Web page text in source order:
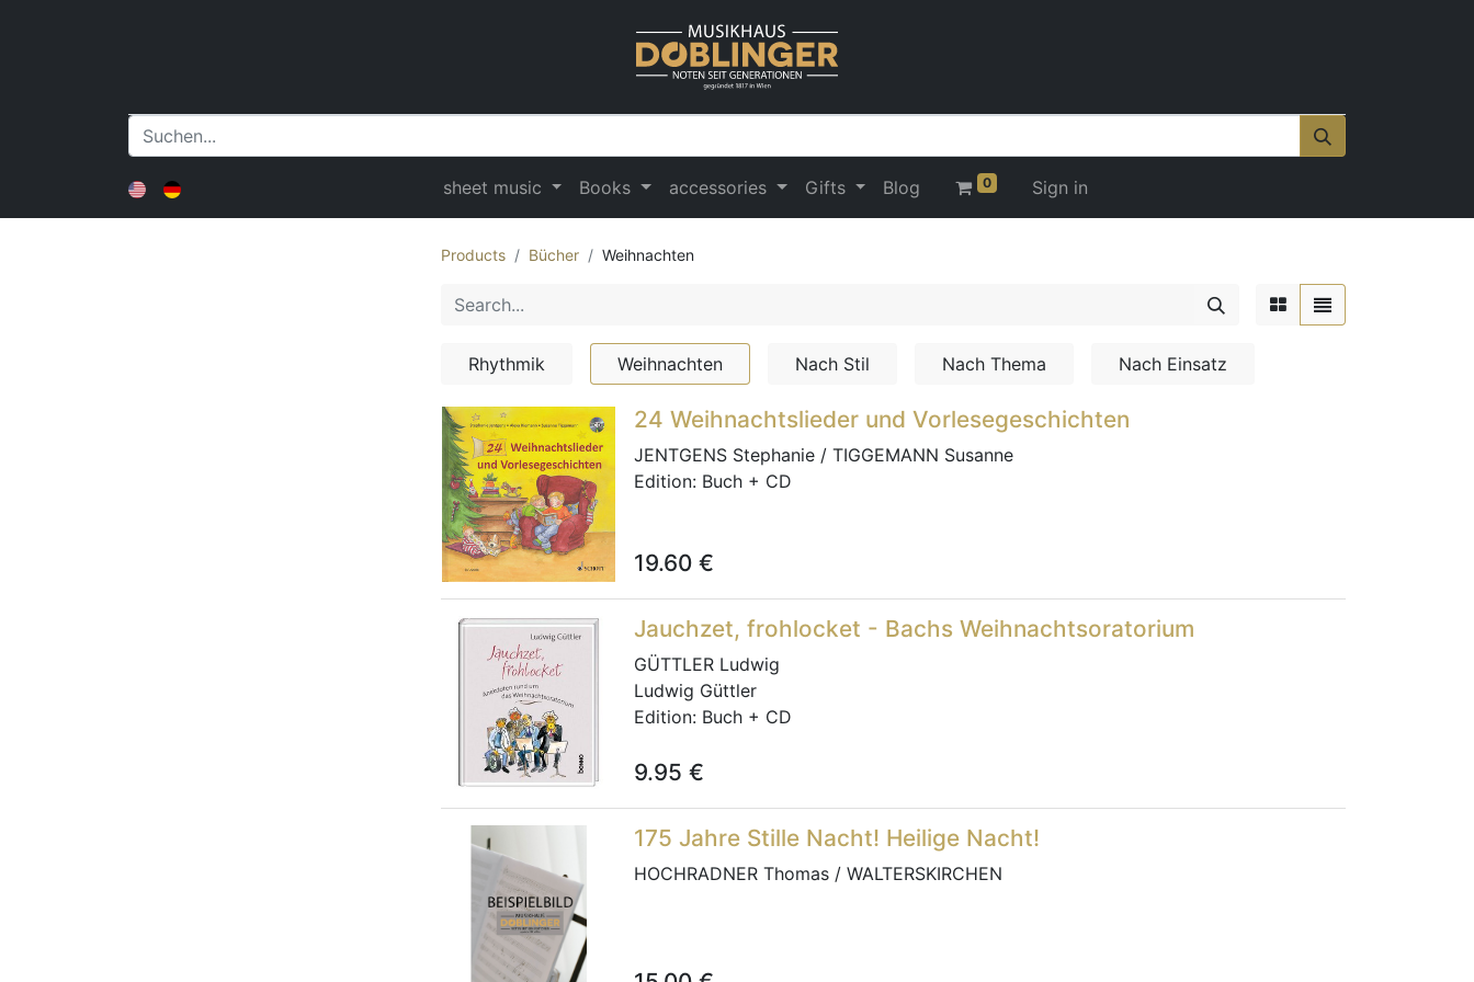
sheet music Books accessories Gifts Blog 0 Sign in
Products Bücher Weihnachten
Rhythmik Weihnachten Nach Stil Nach Thema Nach Einsatz
24 Weihnachtslieder und Vorlesegeschichten
JENTGENS Stephanie / TIGGEMANN Susanne
Edition: Buch + CD
19.60 €
Jauchzet, frohlocket - Bachs Weihnachtsoratorium
GÜTTLER Ludwig
Ludwig Güttler
Edition: Buch + CD
9.95 €
175 Jahre Stille Nacht! Heilige Nacht!
HOCHRADNER Thomas / WALTERSKIRCHEN